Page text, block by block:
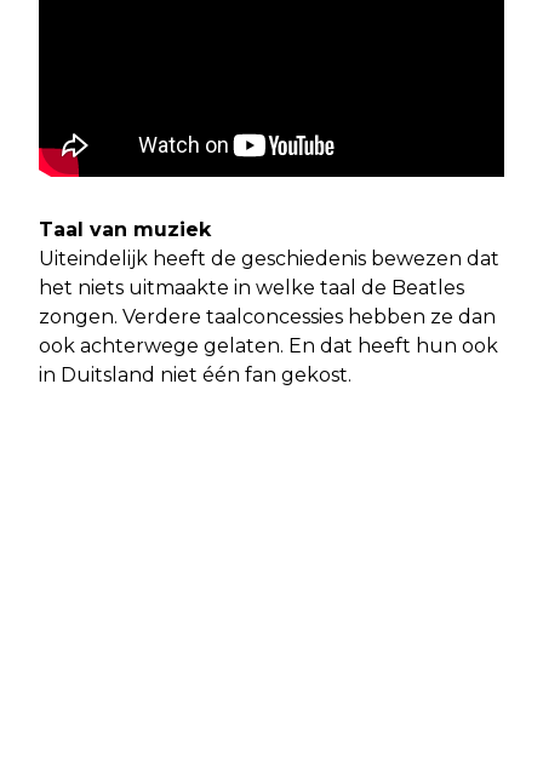
Taal van muziek
Uiteindelijk heeft de geschiedenis bewezen dat
het niets uitmaakte in welke taal de Beatles
zongen. Verdere taalconcessies hebben ze dan
ook achterwege gelaten. En dat heeft hun ook
in Duitsland niet één fan gekost.